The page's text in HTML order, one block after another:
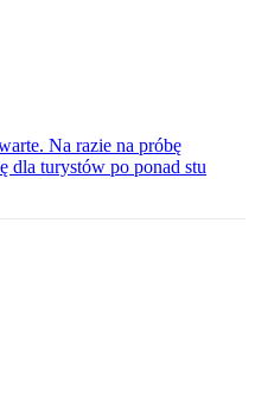
Na razie na próbę
dla turystów po ponad stu